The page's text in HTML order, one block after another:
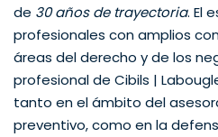
de 30 años de trayectoria. El
profesionales con amplios
áreas del derecho y de los
profesional de Cibils |
tanto en el ámbito del
preventivo, como en la